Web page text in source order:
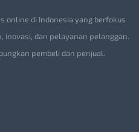
online di Indonesia yang berfokus
inovasi, dan pelayanan pelanggan.
pembeli dan penjual.